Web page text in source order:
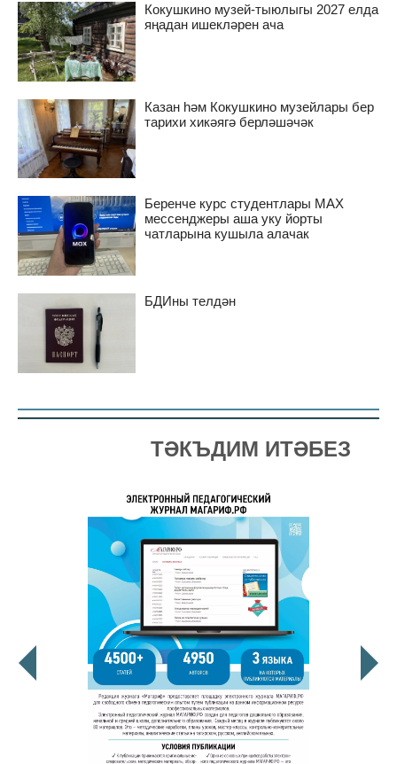
Кокушкино музей-тыюлыгы 2027 елда
яңадан ишекләрен ача
Казан һәм Кокушкино музейлары бер
тарихи хикәягә берләшәчәк
Беренче курс студентлары MAX
мессенджеры аша уку йорты
чатларына кушыла алачак
БДИны телдән
ТӘКЪДИМ ИТӘБЕЗ